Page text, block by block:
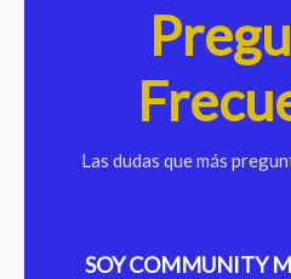
Las dudas que más
SOY COMMUNITY